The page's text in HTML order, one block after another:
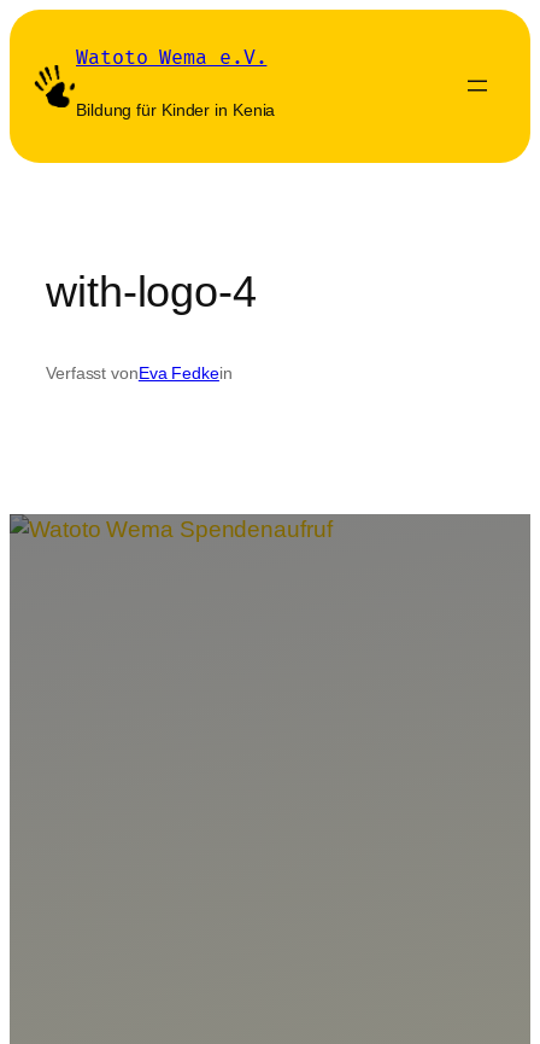
Zum
springen
Watoto Wema e.V.
Bildung für Kinder in Kenia
with-logo-4
Verfasst vonEva Fedkein